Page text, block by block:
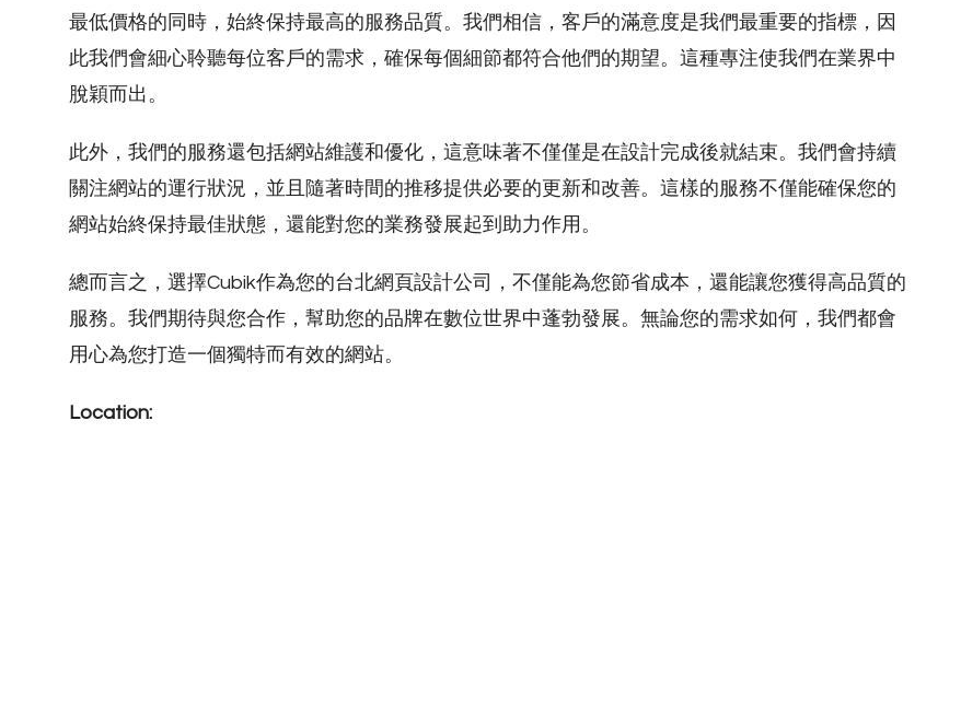
最低價格的同時，始終保持最高的服務品質。我們相信，客戶的滿意度是我們最重要的指標，因
此我們會細心聆聽每位客戶的需求，確保每個細節都符合他們的期望。這種專注使我們在業界中
脫穎而出。
此外，我們的服務還包括網站維護和優化，這意味著不僅僅是在設計完成後就結束。我們會持續
關注網站的運行狀況，並且隨著時間的推移提供必要的更新和改善。這樣的服務不僅能確保您的
網站始終保持最佳狀態，還能對您的業務發展起到助力作用。
總而言之，選擇Cubik作為您的台北網頁設計公司，不僅能為您節省成本，還能讓您獲得高品質的
服務。我們期待與您合作，幫助您的品牌在數位世界中蓬勃發展。無論您的需求如何，我們都會
用心為您打造一個獨特而有效的網站。
Location: